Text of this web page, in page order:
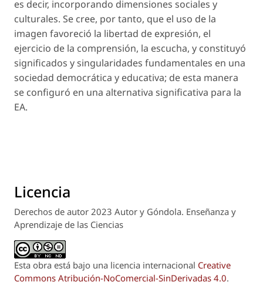
es decir, incorporando dimensiones sociales y
culturales. Se cree, por tanto, que el uso de la
imagen favoreció la libertad de expresión, el
ejercicio de la comprensión, la escucha, y constituyó
significados y singularidades fundamentales en una
sociedad democrática y educativa; de esta manera
se configuró en una alternativa significativa para la
EA.
Licencia
Derechos de autor 2023 Autor y Góndola. Enseñanza y
Aprendizaje de las Ciencias
Esta obra está bajo una licencia internacional Creative
Commons Atribución-NoComercial-SinDerivadas 4.0.